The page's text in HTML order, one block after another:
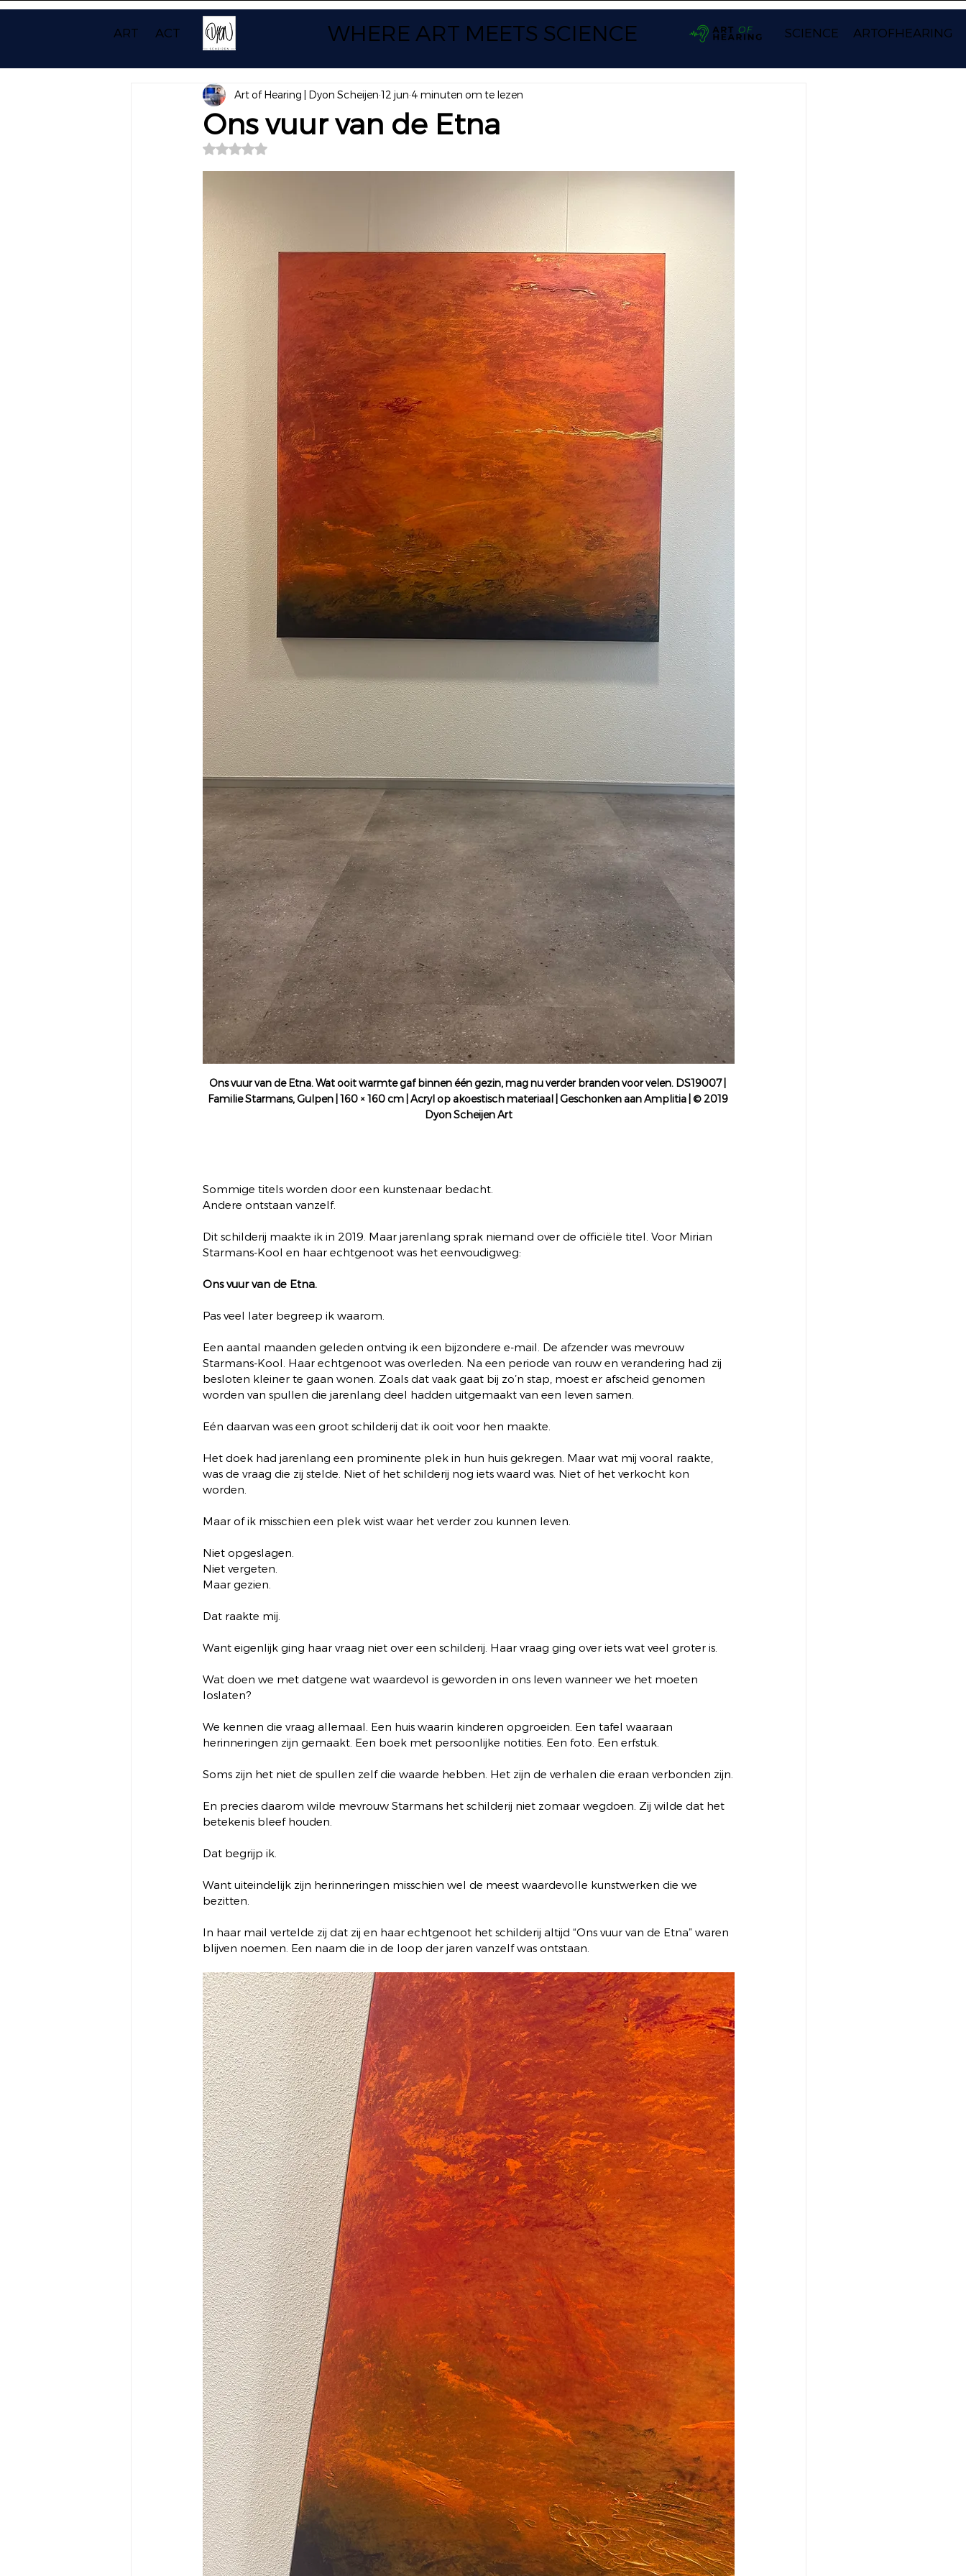
ART ACT WHERE ART MEETS SCIENCE SCIENCE ARTOFHEARING
Ons vuur van de Etna
Art of Hearing | Dyon Scheijen 12 jun 4 minuten om te lezen
Beoordeeld met NaN uit 5 sterren.
Ons vuur van de Etna. Wat ooit warmte gaf binnen één gezin, mag nu verder branden voor velen. DS19007 |
Familie Starmans, Gulpen | 160 × 160 cm | Acryl op akoestisch materiaal | Geschonken aan Amplitia | © 2019
Dyon Scheijen Art
Sommige titels worden door een kunstenaar bedacht.
Andere ontstaan vanzelf.
Dit schilderij maakte ik in 2019. Maar jarenlang sprak niemand over de officiële titel. Voor Mirian
Starmans-Kool en haar echtgenoot was het eenvoudigweg:
Ons vuur van de Etna.
Pas veel later begreep ik waarom.
Een aantal maanden geleden ontving ik een bijzondere e-mail. De afzender was mevrouw
Starmans-Kool. Haar echtgenoot was overleden. Na een periode van rouw en verandering had zij
besloten kleiner te gaan wonen. Zoals dat vaak gaat bij zo’n stap, moest er afscheid genomen
worden van spullen die jarenlang deel hadden uitgemaakt van een leven samen.
Eén daarvan was een groot schilderij dat ik ooit voor hen maakte.
Het doek had jarenlang een prominente plek in hun huis gekregen. Maar wat mij vooral raakte,
was de vraag die zij stelde. Niet of het schilderij nog iets waard was. Niet of het verkocht kon
worden.
Maar of ik misschien een plek wist waar het verder zou kunnen leven.
Niet opgeslagen.
Niet vergeten.
Maar gezien.
Dat raakte mij.
Want eigenlijk ging haar vraag niet over een schilderij. Haar vraag ging over iets wat veel groter is.
Wat doen we met datgene wat waardevol is geworden in ons leven wanneer we het moeten
loslaten?
We kennen die vraag allemaal. Een huis waarin kinderen opgroeiden. Een tafel waaraan
herinneringen zijn gemaakt. Een boek met persoonlijke notities. Een foto. Een erfstuk.
Soms zijn het niet de spullen zelf die waarde hebben. Het zijn de verhalen die eraan verbonden zijn.
En precies daarom wilde mevrouw Starmans het schilderij niet zomaar wegdoen. Zij wilde dat het
betekenis bleef houden.
Dat begrijp ik.
Want uiteindelijk zijn herinneringen misschien wel de meest waardevolle kunstwerken die we
bezitten.
In haar mail vertelde zij dat zij en haar echtgenoot het schilderij altijd “Ons vuur van de Etna” waren
blijven noemen. Een naam die in de loop der jaren vanzelf was ontstaan.